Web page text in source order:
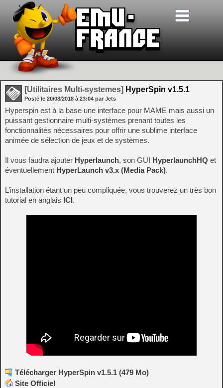
[Utilitaires Multi-systemes] HyperSpin v1.5.1
Posté le 20/08/2018 à 23:04 par Jets
Hyperspin est à la base une interface pour MAME mais aussi un
puissant gestionnaire multi-systèmes prenant toutes les
fonctionnalités nécessaires pour offrir une sublime interface
animée de sélection de jeux et de systèmes.
Il vous faudra ajouter Hyperlaunch, son GUI HyperlaunchHQ et
éventuellement HyperLaunch v3.x (Media Pack).
L’installation étant un peu compliquée, vous trouverez un très bon
tutorial en anglais ICI.
Télécharger HyperSpin v1.5.1 (479 Mo)
Site Officiel